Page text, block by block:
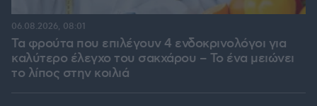
Τα φρούτα που επιλέγουν 4 ενδοκρινολόγοι για
καλύτερο έλεγχο του σακχάρου – Το ένα μειώνει
το λίπος στην κοιλιά
06.08.2026, 08:01